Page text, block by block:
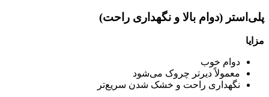
پلی‌استر (دوام بالا و نگهداری راحت)
مزایا
دوام خوب
معمولاً دیرتر چروک می‌شود
نگهداری راحت و خشک شدن سریع‌تر